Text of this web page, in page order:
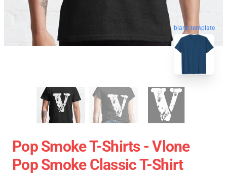
blank template
Pop Smoke T-Shirts - Vlone
Pop Smoke Classic T-Shirt